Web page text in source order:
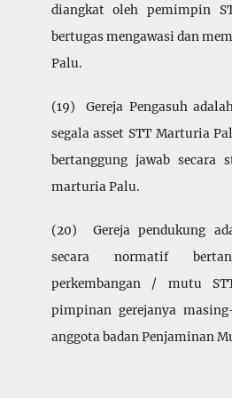
diangkat oleh pemimpin
bertugas mengawasi dan
Palu.
(19) Gereja Pengasuh
segala asset STT Marturia
bertanggung jawab secara
marturia Palu.
(20) Gereja pendukung
secara normatif
perkembangan / mutu
pimpinan gerejanya
anggota badan Penjaminan